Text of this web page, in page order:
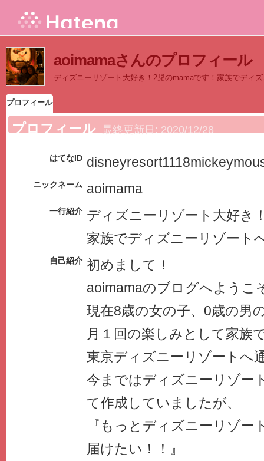
aoimamaさんのプロフィール
ディズニーリゾート大好き！2児のmamaです！家族でディ
プロフィール
プロフィール 最終更新日: 2020/12/28
はてなID
ニックネーム aoimama
一行紹介 ディズニーリゾート大好き
家族でディズニーリゾート
自己紹介 初めまして！
aoimamaのブログへよう
現在8歳の女の子、0歳の男
月１回の楽しみとして家族
東京ディズニーリゾートへ
今まではディズニーリゾー
て作成していましたが、
『もっとディズニーリゾー
届けたい！！』